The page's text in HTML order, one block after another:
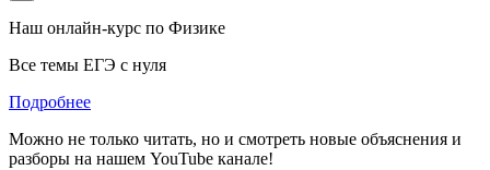
Наш онлайн-курс по Физике
Все темы ЕГЭ с нуля
Подробнее
Можно не только читать, но и смотреть новые объяснения и
разборы на нашем YouTube канале!